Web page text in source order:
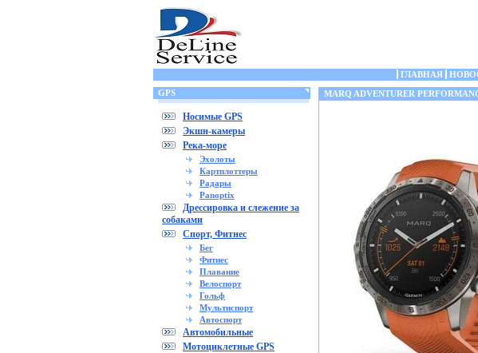
ГЛАВНАЯ
GPS
Носимые GPS
Экшн-камеры
Река-море
Эхолоты
Картплоттеры
Радары
Panoptix
Дрессировка и слежение за
собаками
Спорт, Фитнес
Бег
Фитнес
Плавание
Велоспорт
Гольф
Мультиспорт
Автоспорт
Автомобильные
Мотоциклетные GPS
MARQ ADVENTURER